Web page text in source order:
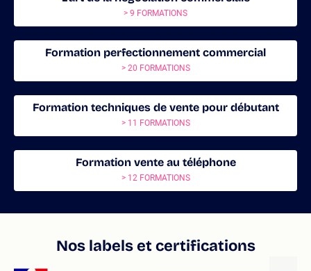
> 9 FORMATIONS
Formation perfectionnement commercial
> 20 FORMATIONS
Formation techniques de vente pour débutant
> 11 FORMATIONS
Formation vente au téléphone
> 12 FORMATIONS
Nos labels et certifications